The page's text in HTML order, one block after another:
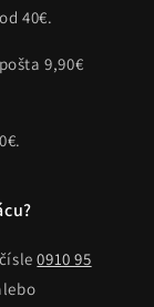
40€.
9,90€
0910 95